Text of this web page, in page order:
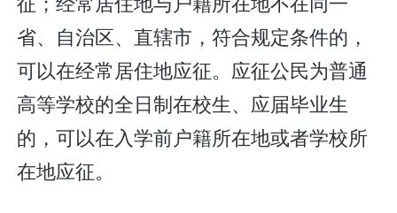
省、自治区、直辖市，符合规定条件的，
可以在经常居住地应征。应征公民为普通
高等学校的全日制在校生、应届毕业生
的，可以在入学前户籍所在地或者学校所
在地应征。